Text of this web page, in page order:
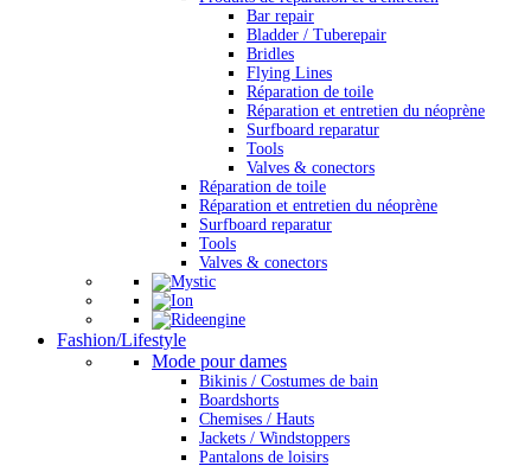
Bar repair
Bladder / Tuberepair
Bridles
Flying Lines
Réparation de toile
Réparation et entretien du néoprène
Surfboard reparatur
Tools
Valves & conectors
Réparation de toile
Réparation et entretien du néoprène
Surfboard reparatur
Tools
Valves & conectors
Fashion/Lifestyle
Mode pour dames
Bikinis / Costumes de bain
Boardshorts
Chemises / Hauts
Jackets / Windstoppers
Pantalons de loisirs